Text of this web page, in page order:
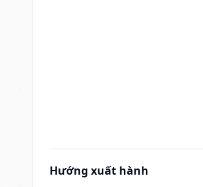
Hướng xuất hành